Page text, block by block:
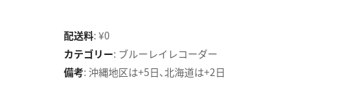
配送料:¥0
カテゴリー: ブルーレイレコーダー
備考: 沖縄地区は+5日､北海道は+2日